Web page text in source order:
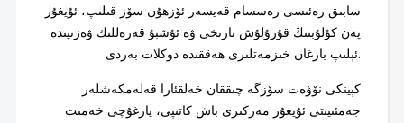
سابىق رەئىسى رەسسام قەيسەر ئۆزھۇن سۆز قىلىپ، ئۇيغۇر
پەن كۇلۇبنىڭ قۇرۇلۇش تارىخى ۋە ئۇشبۇ قەرەللىك ۋەزىپىدە
ئېلىپ بارغان خىزمەتلىرى ھەققىدە دوكلات بەردى.
كېينكى نۆۋەت سۆزگە چىققان خەلقئارا قەلەمكەشلەر
جەمئىيىتى ئۇيغۇر مەركىزى باش كاتىپى، يازغۇچى خەمىت